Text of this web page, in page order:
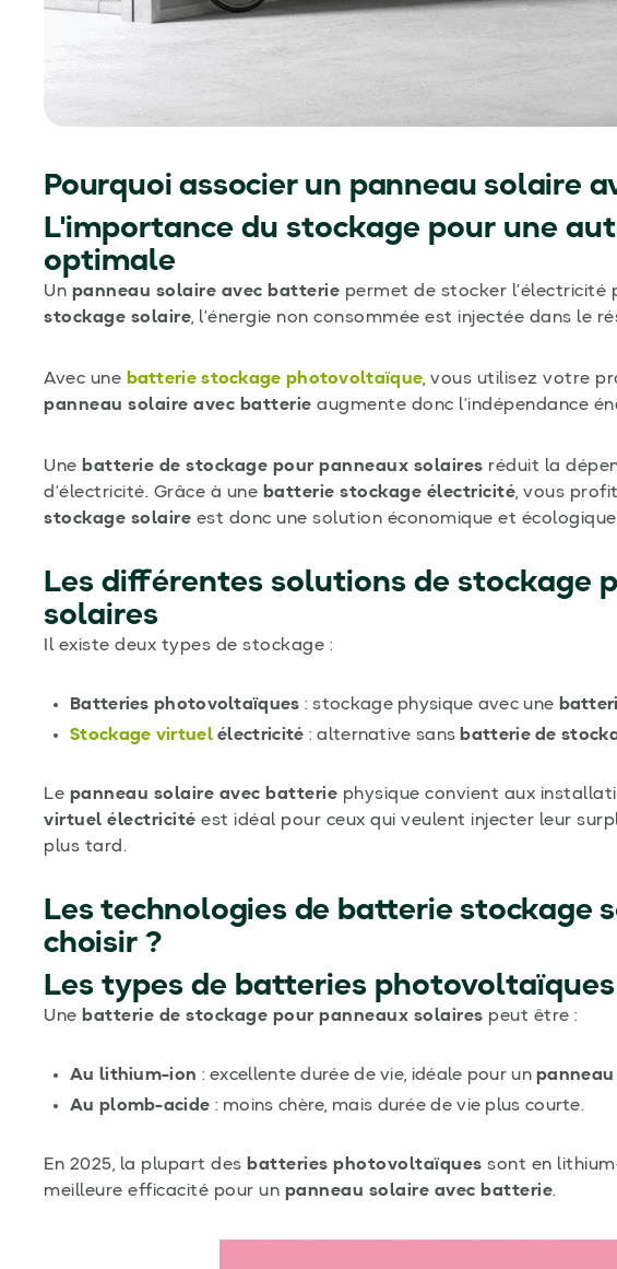
Pourquoi associer un panneau solaire
L'importance du stockage pour une
optimale
Un panneau solaire avec batterie permet de stocker l’électricité
stockage solaire, l’énergie non consommée est injectée dans le
Avec une batterie stockage photovoltaïque, vous utilisez votre
panneau solaire avec batterie augmente donc l’indépendance
Une batterie de stockage pour panneaux solaires réduit la
d’électricité. Grâce à une batterie stockage électricité, vous
stockage solaire est donc une solution économique et
Les différentes solutions de stockage
solaires
Il existe deux types de stockage :
Batteries photovoltaïques : stockage physique avec une
Stockage virtuelélectricité : alternative sansbatterie de
Le panneau solaire avec batterie physique convient aux
virtuel électricité est idéal pour ceux qui veulent injecter leur
plus tard.
Les technologies de batterie stockage
choisir ?
Les types de batteries
Une batterie de stockage pour panneaux solaires peut être :
Au lithium-ion : excellente durée de vie, idéale pour un
Au plomb-acide : moins chère, mais durée de vie plus courte.
En 2025, la plupart des batteries photovoltaïques sont en
meilleure efficacité pour un panneau solaire avec batterie.